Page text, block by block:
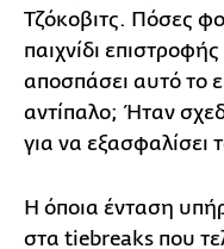
Τζόκοβιτς. Πόσες
παιχνίδι
αποσπάσει αυτό το
αντίπαλο; Ήταν
για να εξασφαλίσει
Η όποια ένταση
στα tiebreaks που